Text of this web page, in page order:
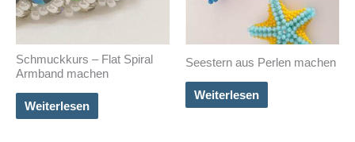
Schmuckkurs – Flat Spiral
Armband machen
Weiterlesen
Seestern aus Perlen machen
Weiterlesen